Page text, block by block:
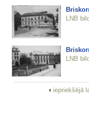
LNB
LNB
iepriekšējā